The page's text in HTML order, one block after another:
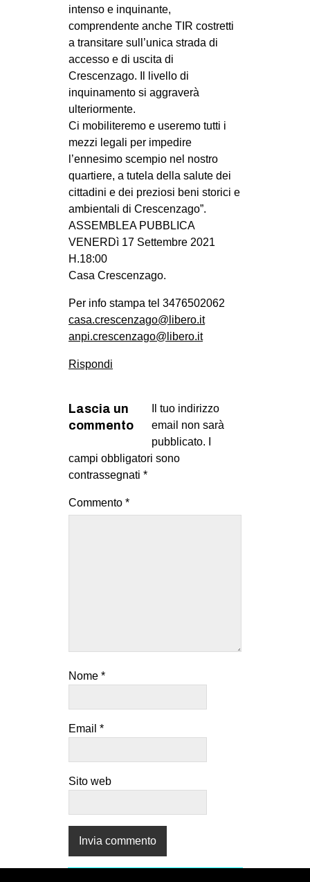
intenso e inquinante,
comprendente anche TIR costretti
a transitare sull’unica strada di
accesso e di uscita di
Crescenzago. Il livello di
inquinamento si aggraverà
ulteriormente.
Ci mobiliteremo e useremo tutti i
mezzi legali per impedire
l’ennesimo scempio nel nostro
quartiere, a tutela della salute dei
cittadini e dei preziosi beni storici e
ambientali di Crescenzago”.
ASSEMBLEA PUBBLICA
VENERDì 17 Settembre 2021
H.18:00
Casa Crescenzago.
Per info stampa tel 3476502062
casa.crescenzago@libero.it
anpi.crescenzago@libero.it
Rispondi
Lascia un
commento
Il tuo indirizzo
email non sarà
pubblicato.
campi obbligatori sono
contrassegnati *
Commento *
Nome *
Email *
Sito web